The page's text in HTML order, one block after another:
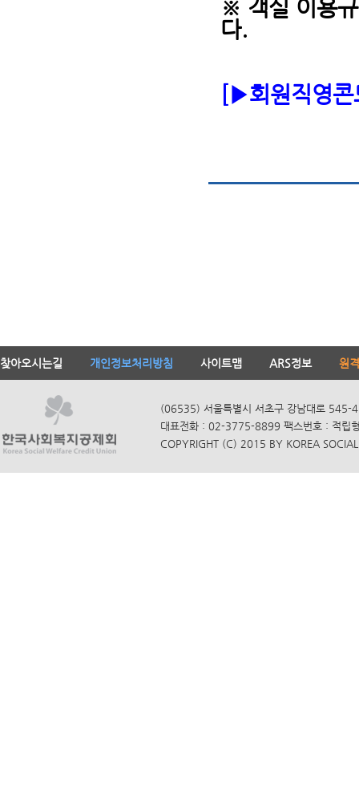
※ 객실 이용
다.
[▶회원직영
찾아오시는길 개인정보처리방침 사이트맵 ARS정보 원
(06535) 서울특별시 서초구 강남대로 545-
대표전화 : 02-3775-8899 팩스번호 : 적립
COPYRIGHT (C) 2015 BY KOREA SOCIAL